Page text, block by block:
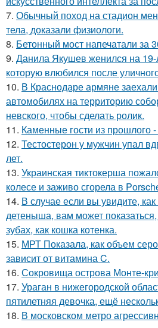
7. Обычный поход на стадион
тела, доказали физиологи.
8. Бетонный мост напечатали за
9. Данила Якушев женился на 19-
которую влюбился после
10. В Краснодаре армяне
автомобилях на территорию
невского, чтобы сделать ролик.
11. Каменные гости из прошлого
12. Тестостерон у мужчин упал
лет.
13. Украинская тиктокерша
колесе и заживо сгорела в
14. В случае если вы увидите, как
детеныша, вам может
зубах, как кошка котенка.
15. МРТ Показала, как объем
зависит от витамина C.
16. Сокровища острова Монте-
17. Ураган в нижегородской
пятилетняя девочка, ещё
18. В московском метро